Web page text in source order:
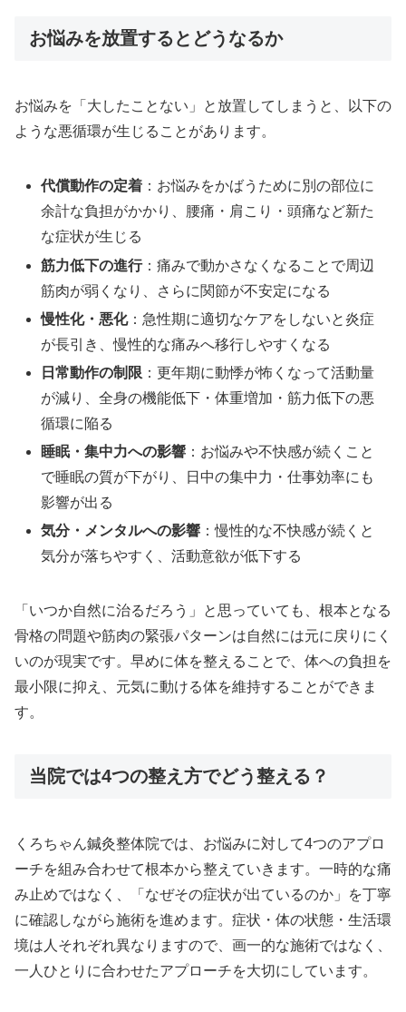
お悩みを放置するとどうなるか
お悩みを「大したことない」と放置してしまうと、以下の
ような悪循環が生じることがあります。
代償動作の定着 ：お悩みをかばうために別の部位に
余計な負担がかかり、腰痛・肩こり・頭痛など新た
な症状が生じる
筋力低下の進行：痛みで動かさなくなることで周辺
筋肉が弱くなり、さらに関節が不安定になる
慢性化・悪化：急性期に適切なケアをしないと炎症
が長引き、慢性的な痛みへ移行しやすくなる
日常動作の制限 ：更年期に動悸が怖くなって活動量
が減り、全身の機能低下・体重増加・筋力低下の悪
循環に陥る
睡眠・集中力への影響 ：お悩みや不快感が続くこと
で睡眠の質が下がり、日中の集中力・仕事効率にも
影響が出る
気分・メンタルへの影響 ：慢性的な不快感が続くと
気分が落ちやすく、活動意欲が低下する
「いつか自然に治るだろう」と思っていても、根本となる
骨格の問題や筋肉の緊張パターンは自然には元に戻りにく
いのが現実です。早めに体を整えることで、体への負担を
最小限に抑え、元気に動ける体を維持することができま
す。
当院では4つの整え方でどう整える？
くろちゃん鍼灸整体院では、お悩みに対して4つのアプロ
ーチを組み合わせて根本から整えていきます。一時的な痛
み止めではなく、「なぜその症状が出ているのか」を丁寧
に確認しながら施術を進めます。症状・体の状態・生活環
境は人それぞれ異なりますので、画一的な施術ではなく、
一人ひとりに合わせたアプローチを大切にしています。